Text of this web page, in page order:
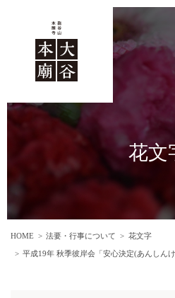
花文
HOME 法要・行事について 花文字
平成19年 秋季彼岸会「安心決定(あんしんけ